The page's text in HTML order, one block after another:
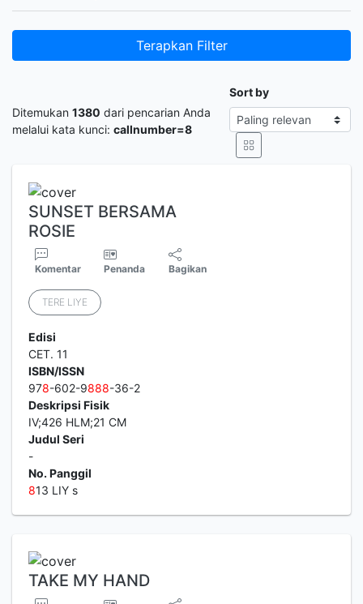
Terapkan Filter
Ditemukan 1380 dari pencarian Anda
melalui kata kunci: callnumber=8
Sort by
SUNSET BERSAMA
ROSIE
Komentar Penanda Bagikan
TERE LIYE
Edisi
CET. 11
ISBN/ISSN
978-602-9888-36-2
Deskripsi Fisik
IV;426 HLM;21 CM
Judul Seri
-
No. Panggil
813 LIY s
TAKE MY HAND